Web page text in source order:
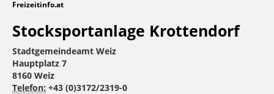
Freizeitinfo.at
Stocksportanlage Krottendorf
Stadtgemeindeamt Weiz
Hauptplatz 7
8160 Weiz
Telefon: +43 (0)3172/2319-0